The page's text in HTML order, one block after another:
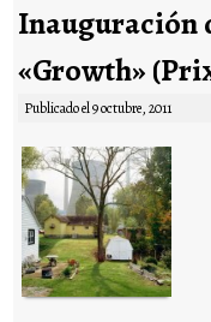
Inauguración
«Growth»
Publicado el9 octubre, 2011